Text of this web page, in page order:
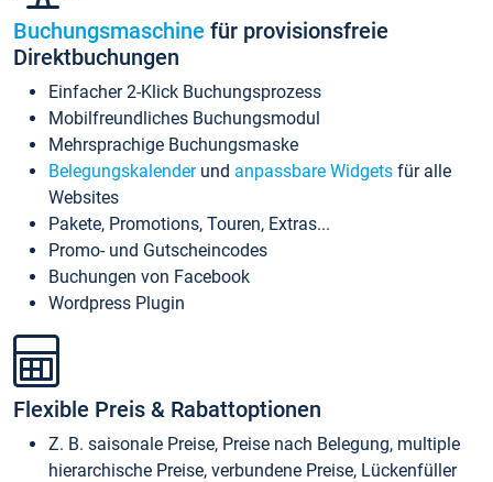
Buchungsmaschine für provisionsfreie
Direktbuchungen
Einfacher 2-Klick Buchungsprozess
Mobilfreundliches Buchungsmodul
Mehrsprachige Buchungsmaske
Belegungskalenderund anpassbare Widgets für alle
Websites
Pakete, Promotions, Touren, Extras...
Promo- und Gutscheincodes
Buchungen von Facebook
Wordpress Plugin
Flexible Preis & Rabattoptionen
Z. B. saisonale Preise, Preise nach Belegung, multiple
hierarchische Preise, verbundene Preise, Lückenfüller